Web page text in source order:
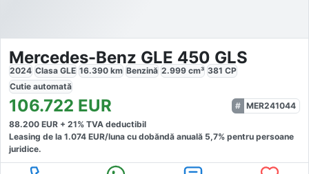
Mercedes-Benz GLE 450 GLS
2024 Clasa GLE 16.390 km Benzină 2.999 cm³ 381 CP
Cutie automată
106.722 EUR
MER241044
88.200 EUR + 21% TVA deductibil
Leasing de la 1.074 EUR/luna cu dobăndă anuală 5,7% pentru persoane
juridice.